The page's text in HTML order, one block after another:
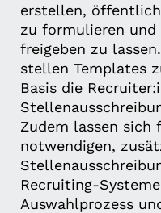
erstellen,
zu formulieren und
freigeben zu
stellen Templates
Basis die
Zudem lassen
notwendigen,
Recruiting-
Auswahlprozess